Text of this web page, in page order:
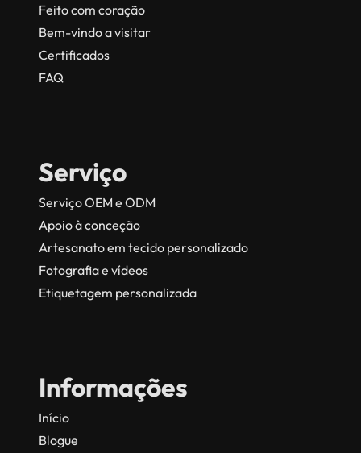
Feito com coração
Bem-vindo a visitar
Certificados
FAQ
Serviço
Serviço OEM e ODM
Apoio à conceção
Artesanato em tecido personalizado
Fotografia e vídeos
Etiquetagem personalizada
Informações
Início
Blogue